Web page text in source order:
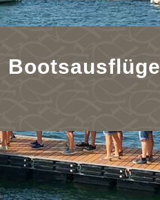
Bootsausflüge